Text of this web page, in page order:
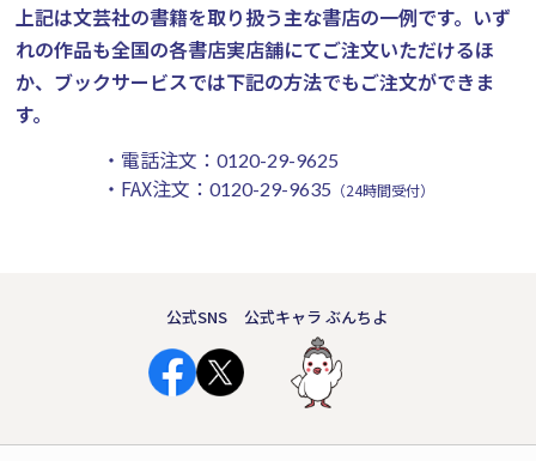
上記は文芸社の書籍を取り扱う主な書店の一例です。 いず
れの作品も全国の各書店実店舗にてご注文いただけるほ
か、ブックサービスでは下記の方法でもご注文ができま
す。
・電話注文： 0120-29-9625
・FAX注文： 0120-29-9635 （24時間受付）
公式SNS 公式キャラ ぶんちよ